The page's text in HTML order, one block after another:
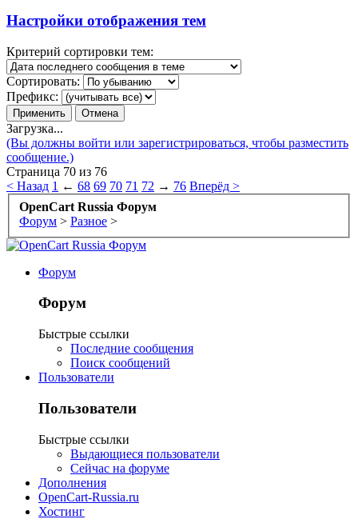
Настройки отображения тем
Критерий сортировки тем:
Сортировать:
Префикс:
Загрузка...
(Вы должны войти или зарегистрироваться, чтобы разместить
сообщение.)
Страница 70 из 76
< Назад 1 ← 68 69 70 71 72 → 76 Вперёд >
OpenCart Russia Форум
Форум > Разное >
Форум
Форум
Быстрые ссылки
Последние сообщения
Поиск сообщений
Пользователи
Пользователи
Быстрые ссылки
Выдающиеся пользователи
Сейчас на форуме
Дополнения
OpenCart-Russia.ru
Хостинг